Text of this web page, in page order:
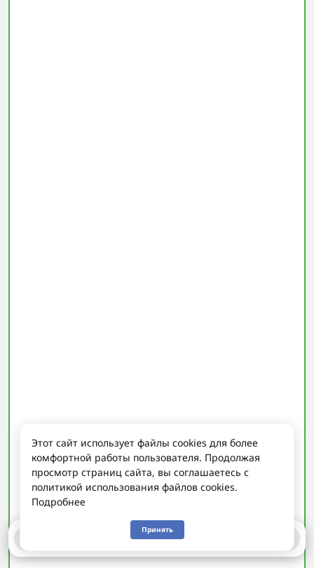
0
Этот сайт использует файлы cookies для более
комфортной работы пользователя. Продолжая
просмотр страниц сайта, вы соглашаетесь с
политикой использования файлов cookies.
Подробнее
Принять